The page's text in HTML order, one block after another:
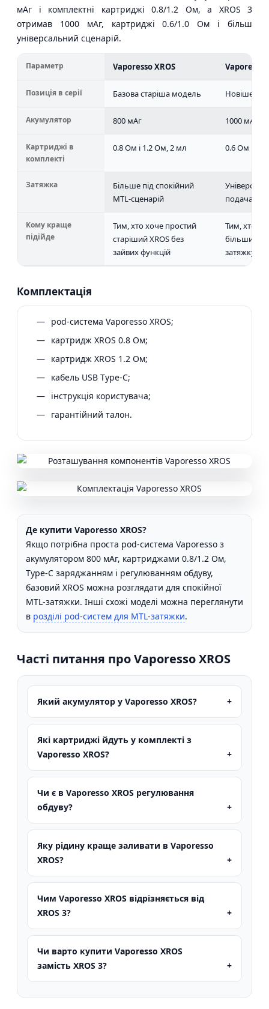
мАг і комплектні картриджі 0.8/1.2 Ом, а XROS 3
отримав 1000 мАг, картриджі 0.6/1.0 Ом і більш
універсальний сценарій.
Параметр Vaporesso XROS Vaporesso
Позиція в серії Базова старіша модель Новіше
Акумулятор 800 мАг 1000 мАг
Картриджі в
комплекті
0.8 Ом і 1.2 Ом, 2 мл 0.6 Ом і
Затяжка
Більше під спокійний
MTL-сценарій
подача
Кому краще
підійде
Тим, хто хоче простий
старіший XROS без
зайвих функцій
Тим, хто
більший
затяжку
Комплектація
pod-система Vaporesso XROS;
картридж XROS 0.8 Ом;
картридж XROS 1.2 Ом;
кабель USB Type-C;
інструкція користувача;
гарантійний талон.
Де купити Vaporesso XROS?
Якщо потрібна проста pod-система Vaporesso з
акумулятором 800 мАг, картриджами 0.8/1.2 Ом,
Type-C заряджанням і регулюванням обдуву,
базовий XROS можна розглядати для спокійної
MTL-затяжки. Інші схожі моделі можна переглянути
в розділі pod-систем для MTL-затяжки.
Часті питання про Vaporesso XROS
Який акумулятор у Vaporesso XROS?
Які картриджі йдуть у комплекті з
Vaporesso XROS?
Чи є в Vaporesso XROS регулювання
обдуву?
Яку рідину краще заливати в Vaporesso
XROS?
Чим Vaporesso XROS відрізняється від
XROS 3?
Чи варто купити Vaporesso XROS
замість XROS 3?